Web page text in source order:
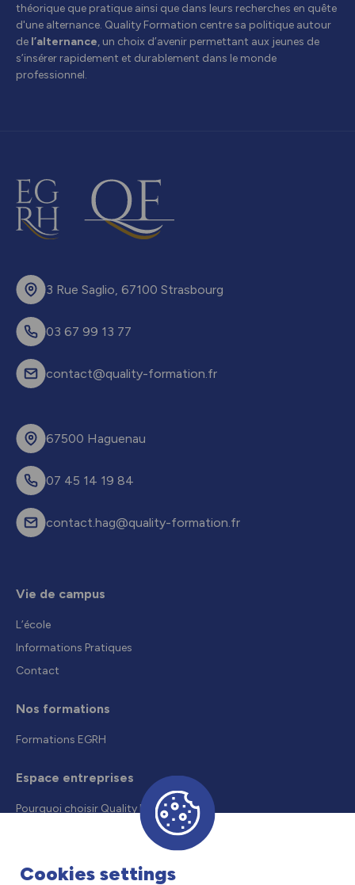
théorique que pratique ainsi que dans leurs recherches en quête
d'une alternance. Quality Formation centre sa politique autour
de l’alternance, un choix d’avenir permettant aux jeunes de
s’insérer rapidement et durablement dans le monde
professionnel.
3 Rue Saglio, 67100 Strasbourg
03 67 99 13 77
contact@quality-formation.fr
67500 Haguenau
07 45 14 19 84
contact.hag@quality-formation.fr
Vie de campus
L’école
Informations Pratiques
Contact
Nos formations
Formations EGRH
Espace entreprises
Pourquoi choisir Quality Formation
Cookies settings